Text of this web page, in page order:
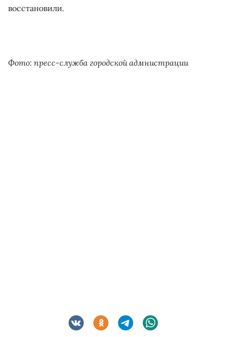
восстановили.
Фото: пресс-служба городской адмнистрации